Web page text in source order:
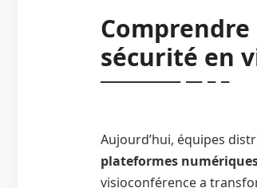
sécurité en
Aujourd’hui, équipes
plateformes
visioconférence a